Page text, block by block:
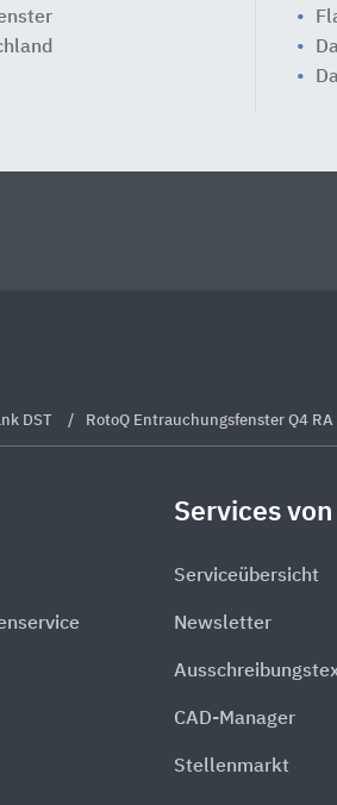
DST RotoQ Entrauchungsfenster Q4
Services
Serviceübersicht
Newsletter
CAD-Manager
Stellenmarkt